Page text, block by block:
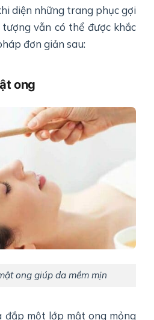
diện những trang phục gợi
tượng vẫn có thể được khắc
đơn giản sau:
ong
ong giúp da mềm mịn
đắp một lớp mật ong mỏng